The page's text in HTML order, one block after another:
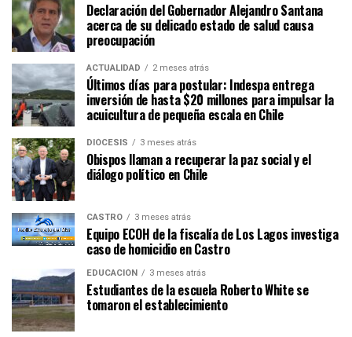
Declaración del Gobernador Alejandro Santana
acerca de su delicado estado de salud causa
preocupación
ACTUALIDAD 2 meses atrás
Últimos días para postular: Indespa entrega
inversión de hasta $20 millones para impulsar la
acuicultura de pequeña escala en Chile
DIÓCESIS 3 meses atrás
Obispos llaman a recuperar la paz social y el
diálogo político en Chile
CASTRO 3 meses atrás
Equipo ECOH de la fiscalía de Los Lagos investiga
caso de homicidio en Castro
EDUCACIÓN 3 meses atrás
Estudiantes de la escuela Roberto White se
tomaron el establecimiento